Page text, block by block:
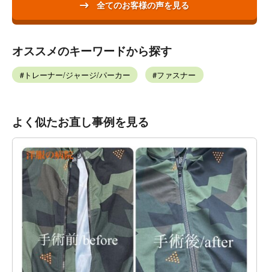
全てのお客様の声を見る
オススメのキーワードから探す
トレーナー/ジャージ/パーカー ファスナー
よく似たお直し事例を見る